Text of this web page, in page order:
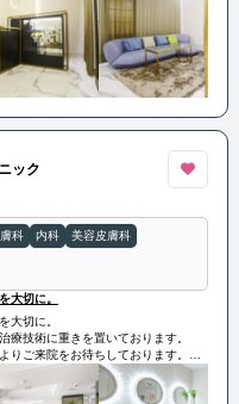
ック
科 内科 美容皮膚科
大切に。
大切に。
療技術に重きを置いております。
りご来院をお待ちしております。